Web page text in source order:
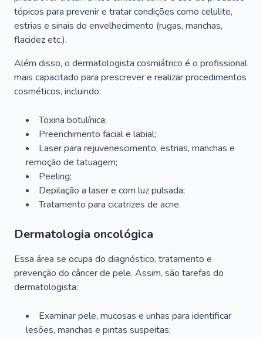
tópicos para prevenir e tratar condições como celulite,
estrias e sinais do envelhecimento (rugas, manchas,
flacidez etc.).
Além disso, o dermatologista cosmiátrico é o profissional
mais capacitado para prescrever e realizar procedimentos
cosméticos, incluindo:
Toxina botulínica;
Preenchimento facial e labial;
Laser para rejuvenescimento, estrias, manchas e
remoção de tatuagem;
Peeling;
Depilação a laser e com luz pulsada;
Tratamento para cicatrizes de acne.
Dermatologia oncológica
Essa área se ocupa do diagnóstico, tratamento e
prevenção do câncer de pele. Assim, são tarefas do
dermatologista:
Examinar pele, mucosas e unhas para identificar
lesões, manchas e pintas suspeitas;